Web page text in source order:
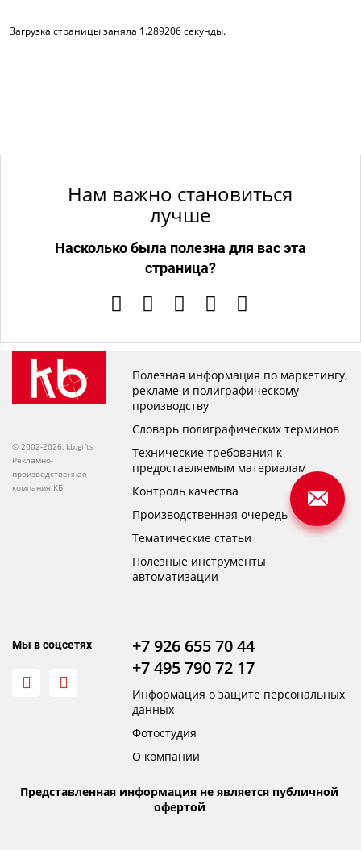
Загрузка страницы заняла 1.289206 секунды.
Нам важно становиться
лучше
Насколько была полезна для вас эта
страница?
© 2002-2026, kb.gifts
Рекламно-
производственная
компания КБ
Полезная информация по маркетингу,
рекламе и полиграфическому
производству
Словарь полиграфических терминов
Технические требования к
предоставляемым материалам
Контроль качества
Производственная очередь
Тематические статьи
Полезные инструменты
автоматизации
Мы в соцсетях
+7 926 655 70 44
+7 495 790 72 17
Информация о защите персональных
данных
Фотостудия
О компании
Представленная информация не является публичной
офертой